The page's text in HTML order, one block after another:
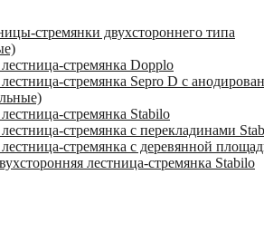
стремянки двухстороннего типа
стремянка Dopplo
стремянка Sepro D с
стремянка Stabilo
стремянка с перекладинами
стремянка с деревянной
лестница-стремянка Stabilo